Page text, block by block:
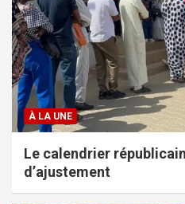
À LA UNE
Le calendrier
d’ajustement